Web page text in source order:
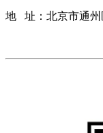
地 址：北京市通州